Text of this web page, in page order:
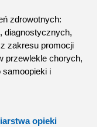
zdrowotnych:
diagnostycznych,
zakresu promocji
przewlekle chorych,
samoopieki i
opieki